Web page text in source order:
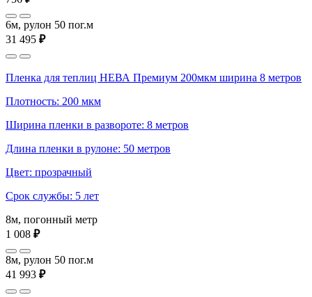
6м, рулон 50 пог.м
31 495 ₽
Пленка для теплиц НЕВА Премиум 200мкм ширина 8 метров
Плотность: 200 мкм
Ширина пленки в развороте: 8 метров
Длина пленки в рулоне: 50 метров
Цвет: прозрачный
Срок службы: 5 лет
8м, погонный метр
1 008 ₽
8м, рулон 50 пог.м
41 993 ₽